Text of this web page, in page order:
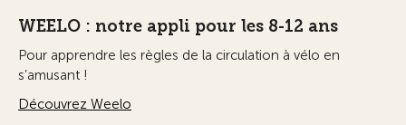
WEELO : notre appli pour les 8-12 ans
Pour apprendre les règles de la circulation à vélo en
s’amusant !
Découvrez Weelo